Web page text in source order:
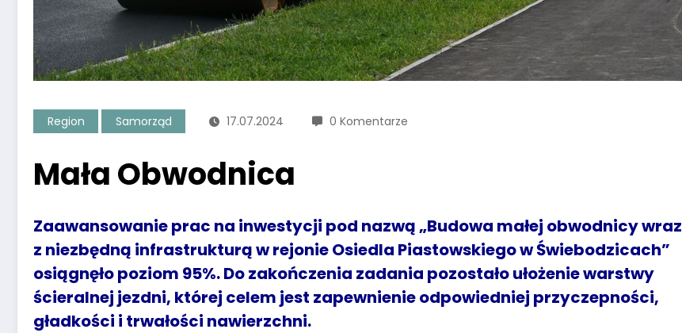
Region Samorząd 17.07.2024 0 Komentarze
Mała Obwodnica
Zaawansowanie prac na inwestycji pod nazwą „Budowa małej obwodnicy wraz
z niezbędną infrastrukturą w rejonie Osiedla Piastowskiego w Świebodzicach”
osiągnęło poziom 95%. Do zakończenia zadania pozostało ułożenie warstwy
ścieralnej jezdni, której celem jest zapewnienie odpowiedniej przyczepności,
gładkości i trwałości nawierzchni.